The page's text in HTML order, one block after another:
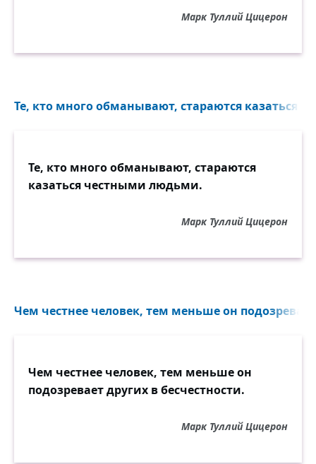
Марк Туллий Цицерон
Те, кто много обманывают, стараются казаться
Те, кто много обманывают, стараются
казаться честными людьми.
Марк Туллий Цицерон
Чем честнее человек, тем меньше он
Чем честнее человек, тем меньше он
подозревает других в бесчестности.
Марк Туллий Цицерон